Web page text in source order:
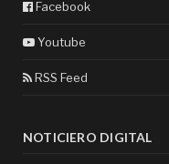
Facebook
Youtube
RSS Feed
NOTICIERO DIGITAL